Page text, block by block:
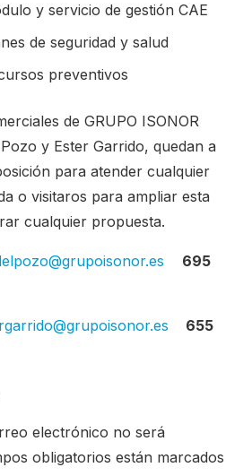
y servicio de gestión CAE
de seguridad y salud
preventivos
de GRUPO ISONOR
y Ester Garrido, quedan a
para atender cualquier
o visitaros para ampliar esta
cualquier propuesta.
695
655
electrónico no será
obligatorios están marcados